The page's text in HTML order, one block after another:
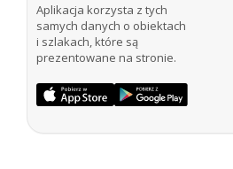
Aplikacja korzysta z tych
samych danych o obiektach
i szlakach, które są
prezentowane na stronie.